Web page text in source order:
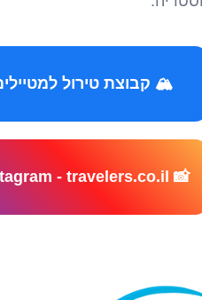
🏔️ קבוצת טירול
📸 Instagram - travelers.co.il